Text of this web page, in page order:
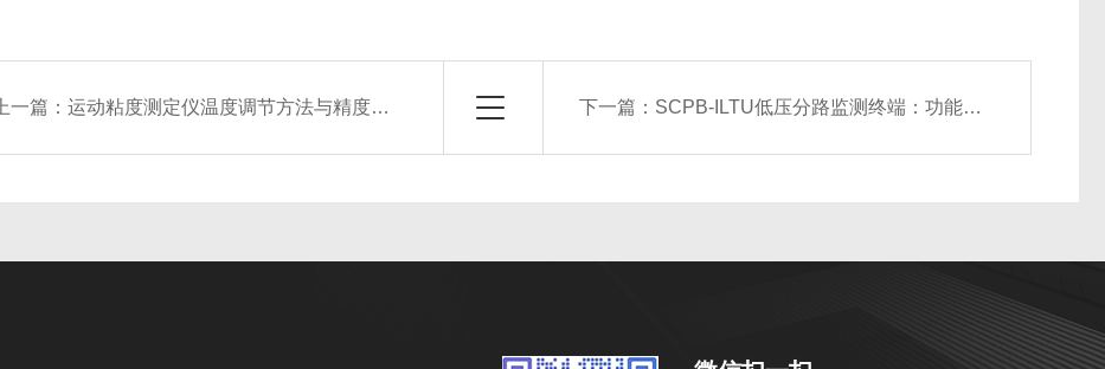
上一篇：运动粘度测定仪温度调节方法与精度控制 下一篇： SCPB-ILTU低压分路监测终端：功能杰出的电力监测产品